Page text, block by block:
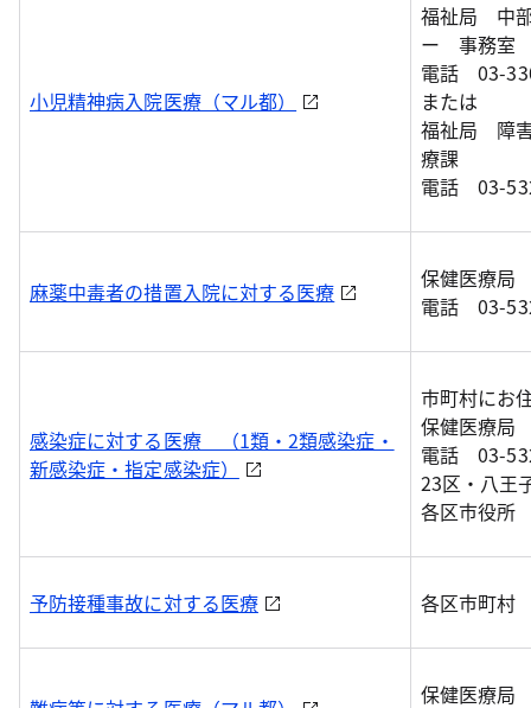
小児精神病入院医療（マル都）
福祉局 中
ー 事務室
電話 03-
または
福祉局 障
療課
電話 03-
麻薬中毒者の措置入院に対する医療
保健医療
電話 03-
感染症に対する医療 （1類・2類感染症・
新感染症・指定感染症）
市町村にお
保健医療
電話 03-
23区・八王
各区市役所
予防接種事故に対する医療 各区市町村
保健医療